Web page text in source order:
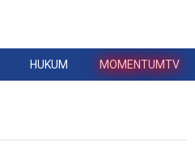
HUKUM MOMENTUMTV